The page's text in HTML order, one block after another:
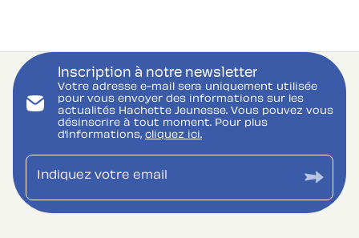
Inscription à notre newsletter
Votre adresse e-mail sera uniquement utilisée
pour vous envoyer des informations sur les
actualités Hachette Jeunesse. Vous pouvez vous
désinscrire à tout moment. Pour plus
d’informations, cliquez ici.
Indiquez votre email